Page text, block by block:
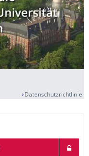
Datenschutzrichtlinie